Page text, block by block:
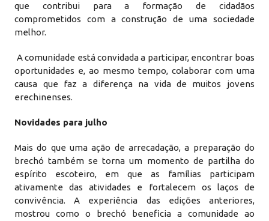
que contribui para a formação de cidadãos
comprometidos com a construção de uma sociedade
melhor.
A comunidade está convidada a participar, encontrar boas
oportunidades e, ao mesmo tempo, colaborar com uma
causa que faz a diferença na vida de muitos jovens
erechinenses.
Novidades para julho
Mais do que uma ação de arrecadação, a preparação do
brechó também se torna um momento de partilha do
espírito escoteiro, em que as famílias participam
ativamente das atividades e fortalecem os laços de
convivência. A experiência das edições anteriores,
mostrou como o brechó beneficia a comunidade ao